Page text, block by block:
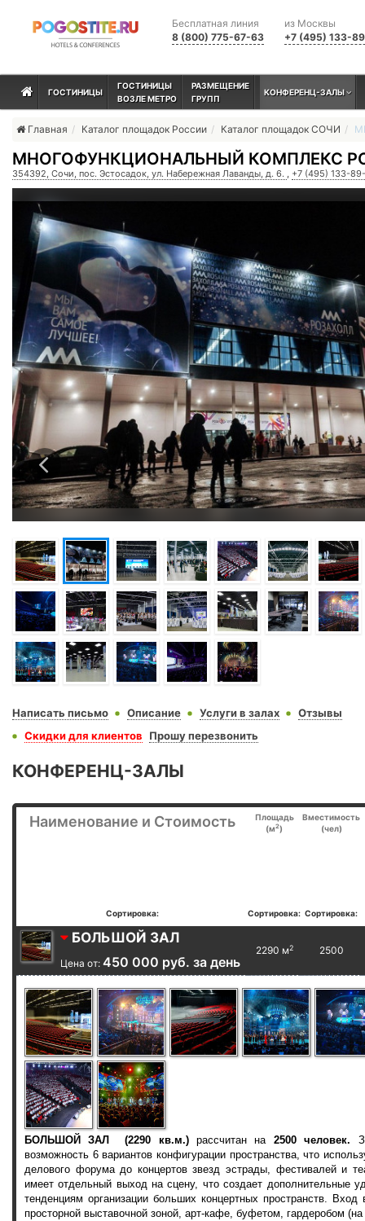
из Москвы
+7 (495) 133-
Бесплатная линия
8 (800) 775-67-63
ГОСТИНИЦЫ
ГОСТИНИЦЫ
ВОЗЛЕ МЕТРО
РАЗМЕЩЕНИЕ
ГРУПП
КОНФЕРЕНЦ-ЗАЛЫ
Главная Каталог площадок России Каталог площадок СОЧИ
МНОГОФУНКЦИОНАЛЬНЫЙ КОМПЛЕКС
354392, Сочи, пос. Эстосадок, ул. Набережная Лаванды, д. 6. , +7 (495) 133-
Написать письмо Описание Услуги в залах
Отзывы
Скидки для клиентов
Прошу перезвонить
КОНФЕРЕНЦ-ЗАЛЫ
Наименование и Стоимость
Площадь
(м2)
Вместимость
(чел)
Сортировка: Сортировка: Сортировка:
БОЛЬШОЙ ЗАЛ
Цена от: 450 000 руб. за день
2290 м2 2500
БОЛЬШОЙ ЗАЛ (2290 кв.м.)рассчитан на 2500 человек.
возможность 6 вариантов конфигурации пространства, что
делового форума до концертов звезд эстрады, фестивалей и
имеет отдельный выход на сцену, что создает дополнительные
тенденциям организации больших концертных пространств.
просторной выставочной зоной, арт-кафе, буфетом, гардеробом